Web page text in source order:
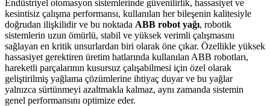
Endüstriyel otomasyon sistemlerinde güvenilirlik, hassasiyet ve
kesintisiz çalışma performansı, kullanılan her bileşenin kalitesiyle
doğrudan ilişkilidir ve bu noktada ABB robot yağı, robotik
sistemlerin uzun ömürlü, stabil ve yüksek verimli çalışmasını
sağlayan en kritik unsurlardan biri olarak öne çıkar. Özellikle yüksek
hassasiyet gerektiren üretim hatlarında kullanılan ABB robotları,
hareketli parçalarının kusursuz çalışabilmesi için özel olarak
geliştirilmiş yağlama çözümlerine ihtiyaç duyar ve bu yağlar
yalnızca sürtünmeyi azaltmakla kalmaz, aynı zamanda sistemin
genel performansını optimize eder.